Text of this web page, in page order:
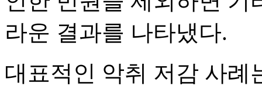
라운 결과를 나타냈다.
대표적인 악취 저감 사례